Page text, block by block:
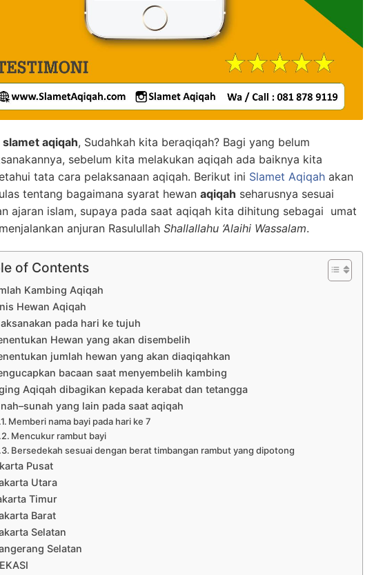
slamet aqiqah, Sudahkah kita beraqiqah? Bagi yang belum
sebelum kita melakukan aqiqah ada baiknya kita
tata cara pelaksanaan aqiqah. Berikut ini Slamet Aqiqah akan
tentang bagaimana syarat hewan aqiqah seharusnya sesuai
ajaran islam, supaya pada saat aqiqah kita dihitung sebagai umat
anjuran Rasulullah Shallallahu ‘Alaihi Wassalam.
of Contents
Kambing Aqiqah
Hewan Aqiqah
pada hari ke tujuh
Hewan yang akan disembelih
jumlah hewan yang akan diaqiqahkan
bacaan saat menyembelih kambing
Aqiqah dibagikan kepada kerabat dan tetangga
yang lain pada saat aqiqah
Memberi nama bayi pada hari ke 7
Mencukur rambut bayi
Bersedekah sesuai dengan berat timbangan rambut yang dipotong
Pusat
Utara
Timur
Barat
Selatan
Selatan